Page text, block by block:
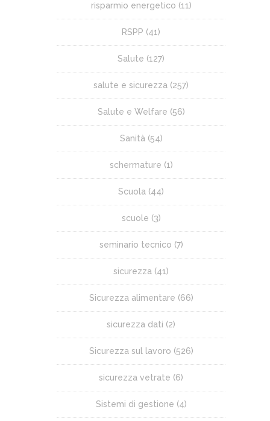
risparmio energetico (11)
RSPP (41)
Salute (127)
salute e sicurezza (257)
Salute e Welfare (56)
Sanità(54)
schermature (1)
Scuola (44)
scuole (3)
seminario tecnico (7)
sicurezza (41)
Sicurezza alimentare (66)
sicurezza dati (2)
Sicurezza sul lavoro (526)
sicurezza vetrate (6)
Sistemi di gestione (4)